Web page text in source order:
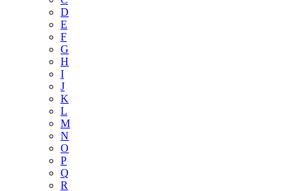
D
E
F
G
H
I
J
K
L
M
N
O
P
Q
R